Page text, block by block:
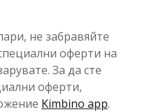
не забравяйте
оферти на
За да сте
оферти,
Kimbino app.